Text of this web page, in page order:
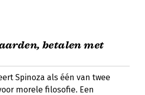
betalen met
Spinoza als één van twee
morele filosofie. Een